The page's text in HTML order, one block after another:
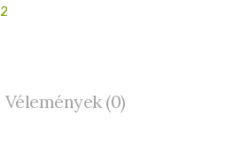
Vélemények (0)